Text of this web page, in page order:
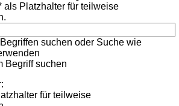
als Platzhalter für teilweise
suchen oder Suche wie
Begriff suchen
für teilweise